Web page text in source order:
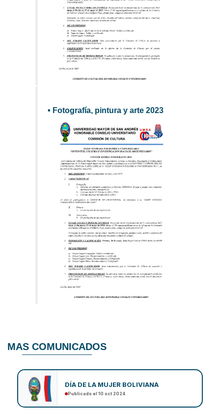
• Fotografía, pintura y arte 2023
MAS COMUNICADOS
DÍA DE LA MUJER BOLIVIANA
Publicado el 10 oct 2024